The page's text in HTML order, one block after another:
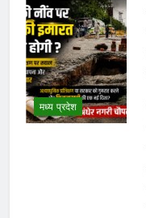
मध्य प्रदेश